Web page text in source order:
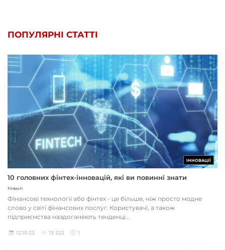
ПОПУЛЯРНІ СТАТТІ
ІННОВАЦІЇ
10 головних фінтех-інновацій, які ви повинні знати
Fintech
Фінансові технології або фінтех - це більше, ніж просто модне
слово у світі фінансових послуг. Користувачі, а також
підприємства наздоганяють тенденці...
12.10.23 13 222 1